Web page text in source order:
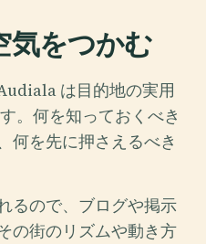
気をつかむ
は目的地の実用
。何を知っておくべき
何を先に押さえるべき
るので、ブログや掲示
の街のリズムや動き方